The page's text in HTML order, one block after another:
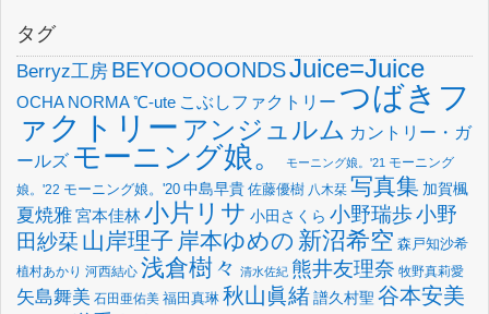
タグ
Berryz工房 BEYOOOOONDSJuice=Juice
OCHA NORMA℃-ute こぶしファクトリー つばきフ
ァクトリー アンジュルム カントリー・ガ
ールズ モーニング娘。 モーニング娘。'21 モーニング
娘。'22 モーニング娘。'20 中島早貴 佐藤優樹 八木栞 写真集 加賀楓
夏焼雅宮本佳林小片リサ 小田さくら 小野瑞歩小野
田紗栞 山岸理子 岸本ゆめの 新沼希空 森戸知沙希
植村あかり 河西結心 浅倉樹々 清水佐紀 熊井友理奈 牧野真莉愛
矢島舞美 石田亜佑美 福田真琳 秋山眞緒譜久村聖 谷本安美